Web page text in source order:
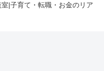
|子育て・転職・お金のリア